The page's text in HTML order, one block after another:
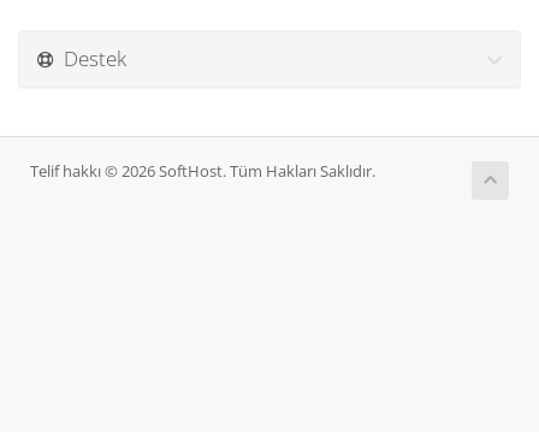
Destek
Telif hakkı © 2026 SoftHost. Tüm Hakları Saklıdır.